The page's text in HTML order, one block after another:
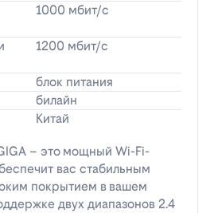
1000 мбит/с
1200 мбит/с
блок питания
билайн
Китай
– это мощный Wi-Fi-
вас стабильным
покрытием в вашем
двух диапазонов 2.4